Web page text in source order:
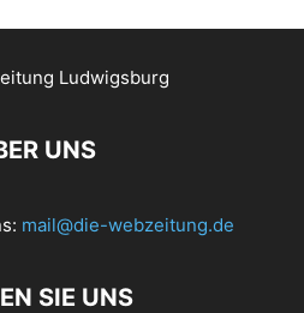
UNS
mail@die-webzeitung.de
SIE UNS